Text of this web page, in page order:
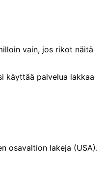
vain, jos rikot näitä
käyttää palvelua lakkaa
osavaltion lakeja (USA).